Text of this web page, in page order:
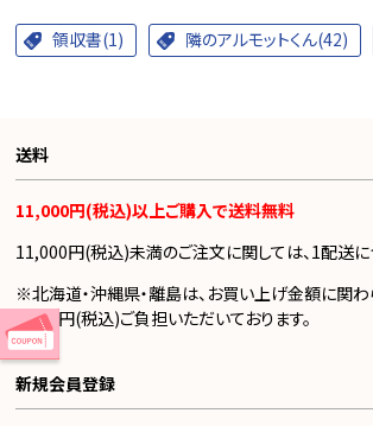
領収書(1) 隣のアルモットくん(42)
送料
11,000円(税込)以上ご購入で送料無料
11,000円(税込)未満のご注文に関しては、1配送
※北海道・沖縄県・離島は、お買い上げ金額に関
1,100円(税込)ご負担いただいております。
新規会員登録